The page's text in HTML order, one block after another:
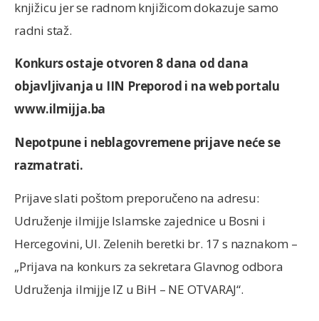
knjižicu jer se radnom knjižicom dokazuje samo
radni staž.
Konkurs ostaje otvoren 8 dana od dana
objavljivanja u IIN Preporod i na web portalu
www.ilmijja.ba
Nepotpune i neblagovremene prijave neće se
razmatrati.
Prijave slati poštom preporučeno na adresu:
Udruženje ilmijje Islamske zajednice u Bosni i
Hercegovini, Ul. Zelenih beretki br. 17 s naznakom –
„Prijava na konkurs za sekretara Glavnog odbora
Udruženja ilmijje IZ u BiH – NE OTVARAJ“.